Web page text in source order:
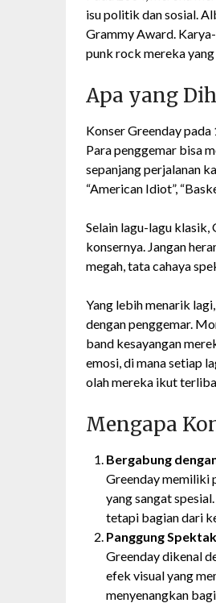
isu politik dan sosial.
Grammy Award.
punk rock mereka yang
Apa yang
Konser Greenday
Para penggemar bisa
sepanjang perjalanan
“American Idiot”,
Selain lagu-lagu klasik,
konsernya. Jangan
megah, tata cahaya
Yang lebih menarik
dengan penggemar.
band kesayangan
emosi, di mana setiap
olah mereka ikut
Mengapa
Bergabung
Greenday memiliki
yang sangat
tetapi bagian dari
Panggung
Greenday dikenal
efek visual yang
menyenangkan